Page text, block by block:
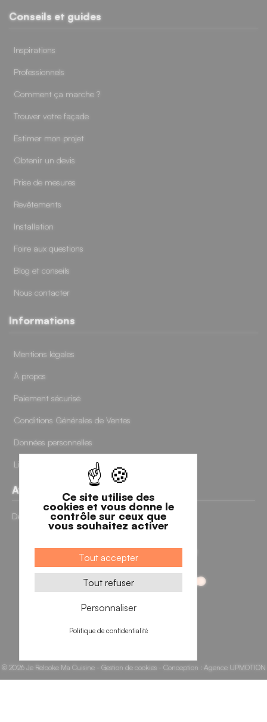
Ce site utilise des
cookies et vous donne le
contrôle sur ceux que
vous souhaitez activer
Tout accepter
Tout refuser
Personnaliser
Politique de confidentialité
Conseils et guides
Inspirations
Professionnels
Comment ça marche ?
Trouver votre façade
Estimer mon projet
Obtenir un devis
Prise de mesures
Revêtements
Installation
Foire aux questions
Blog et conseils
Nous contacter
Informations
Mentions légales
À propos
Paiement sécurisé
Conditions Générales de Ventes
Données personnelles
Livraisons et retours
Avis clients
Découvrir nos avis clients
© 2026 Je Relooke Ma Cuisine - Gestion de cookies- Conception : Agence UPMOTION